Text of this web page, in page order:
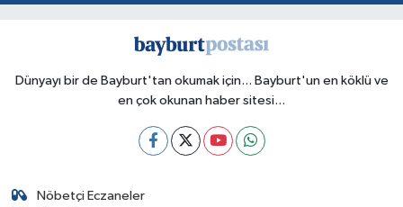
Dünyayı bir de Bayburt'tan okumak için... Bayburt'un en köklü ve
en çok okunan haber sitesi...
Nöbetçi Eczaneler